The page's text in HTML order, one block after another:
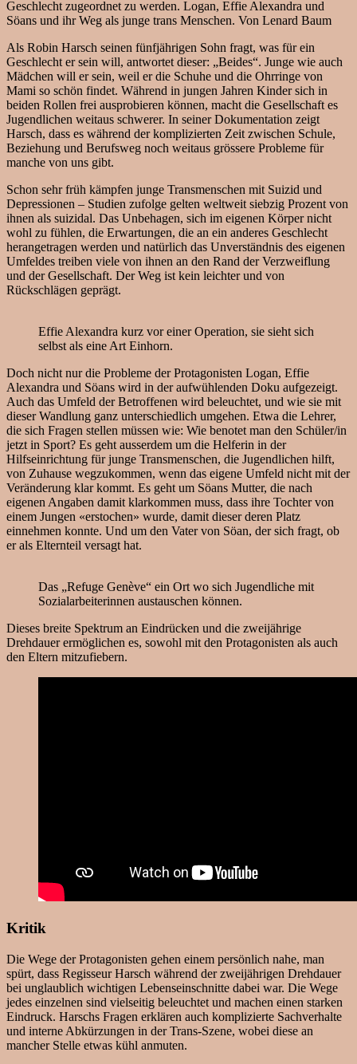
Geschlecht zugeordnet zu werden. Logan, Effie Alexandra und
Söans und ihr Weg als junge trans Menschen. Von Lenard Baum
Als Robin Harsch seinen fünfjährigen Sohn fragt, was für ein
Geschlecht er sein will, antwortet dieser: „Beides“. Junge wie auch
Mädchen will er sein, weil er die Schuhe und die Ohrringe von
Mami so schön findet. Während in jungen Jahren Kinder sich in
beiden Rollen frei ausprobieren können, macht die Gesellschaft es
Jugendlichen weitaus schwerer. In seiner Dokumentation zeigt
Harsch, dass es während der komplizierten Zeit zwischen Schule,
Beziehung und Berufsweg noch weitaus grössere Probleme für
manche von uns gibt.
Schon sehr früh kämpfen junge Transmenschen mit Suizid und
Depressionen – Studien zufolge gelten weltweit siebzig Prozent von
ihnen als suizidal. Das Unbehagen, sich im eigenen Körper nicht
wohl zu fühlen, die Erwartungen, die an ein anderes Geschlecht
herangetragen werden und natürlich das Unverständnis des eigenen
Umfeldes treiben viele von ihnen an den Rand der Verzweiflung
und der Gesellschaft. Der Weg ist kein leichter und von
Rückschlägen geprägt.
Effie Alexandra kurz vor einer Operation, sie sieht sich
selbst als eine Art Einhorn.
Doch nicht nur die Probleme der Protagonisten Logan, Effie
Alexandra und Söans wird in der aufwühlenden Doku aufgezeigt.
Auch das Umfeld der Betroffenen wird beleuchtet, und wie sie mit
dieser Wandlung ganz unterschiedlich umgehen. Etwa die Lehrer,
die sich Fragen stellen müssen wie: Wie benotet man den Schüler/in
jetzt in Sport? Es geht ausserdem um die Helferin in der
Hilfseinrichtung für junge Transmenschen, die Jugendlichen hilft,
von Zuhause wegzukommen, wenn das eigene Umfeld nicht mit der
Veränderung klar kommt. Es geht um Söans Mutter, die nach
eigenen Angaben damit klarkommen muss, dass ihre Tochter von
einem Jungen «erstochen» wurde, damit dieser deren Platz
einnehmen konnte. Und um den Vater von Söan, der sich fragt, ob
er als Elternteil versagt hat.
Das „Refuge Genève“ ein Ort wo sich Jugendliche mit
Sozialarbeiterinnen austauschen können.
Dieses breite Spektrum an Eindrücken und die zweijährige
Drehdauer ermöglichen es, sowohl mit den Protagonisten als auch
den Eltern mitzufiebern.
Kritik
Die Wege der Protagonisten gehen einem persönlich nahe, man
spürt, dass Regisseur Harsch während der zweijährigen Drehdauer
bei unglaublich wichtigen Lebenseinschnitte dabei war. Die Wege
jedes einzelnen sind vielseitig beleuchtet und machen einen starken
Eindruck. Harschs Fragen erklären auch komplizierte Sachverhalte
und interne Abkürzungen in der Trans-Szene, wobei diese an
mancher Stelle etwas kühl anmuten.